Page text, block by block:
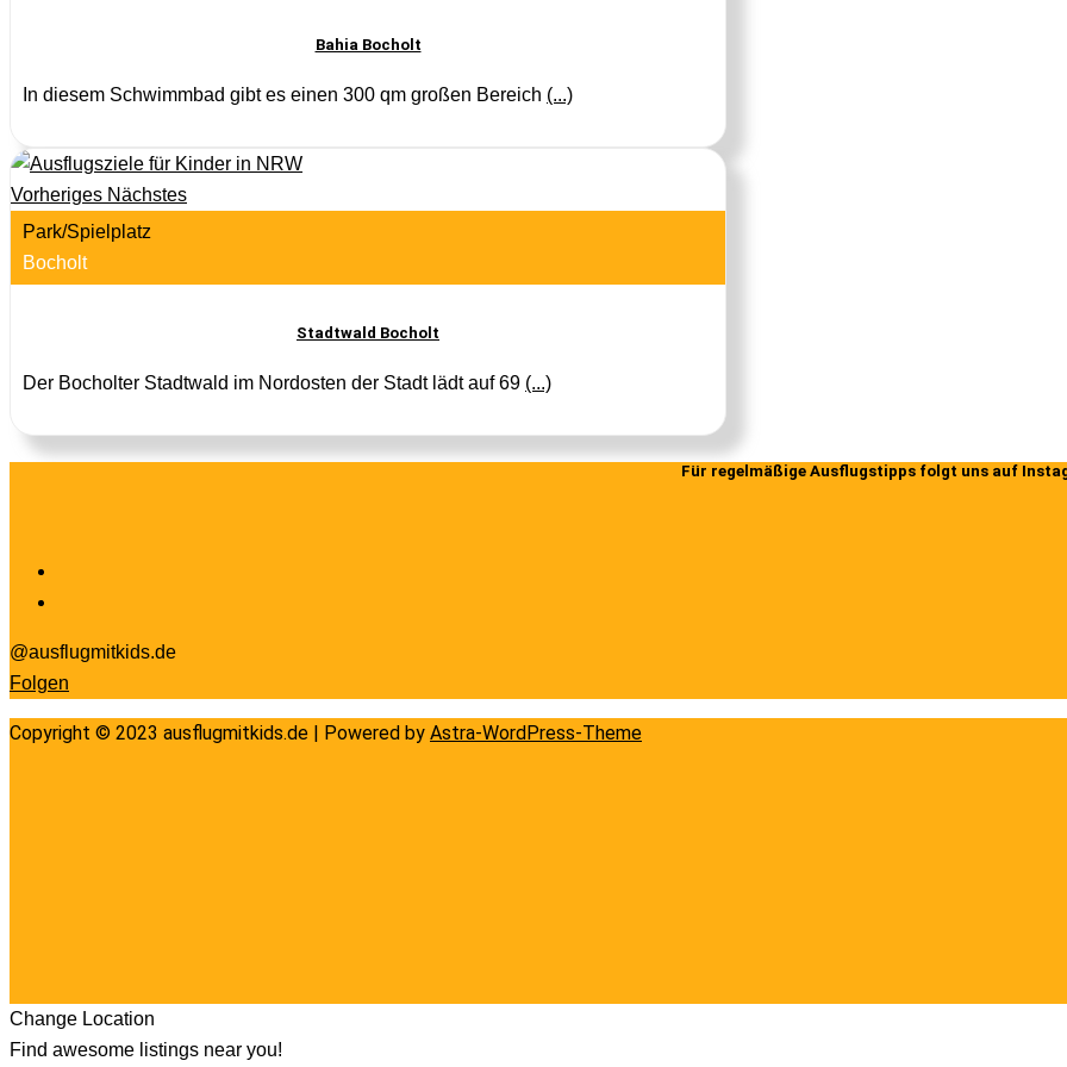
Bahia Bocholt
In diesem Schwimmbad gibt es einen 300 qm großen Bereich (...)
Vorheriges Nächstes
Park/Spielplatz
Bocholt
Stadtwald Bocholt
Der Bocholter Stadtwald im Nordosten der Stadt lädt auf 69 (...)
Für regelmäßige Ausflugstipps folgt uns auf
@ausflugmitkids.de
Folgen
Copyright © 2023 ausflugmitkids.de | Powered by Astra-WordPress-Theme
Change Location
Find awesome listings near you!